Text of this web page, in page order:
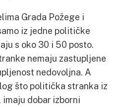
Grada Požege i
iz jedne političke
s oko 30 i 50 posto.
nemaju zastupljene
nedovoljna. A
što politička stranka iz
dobar izborni